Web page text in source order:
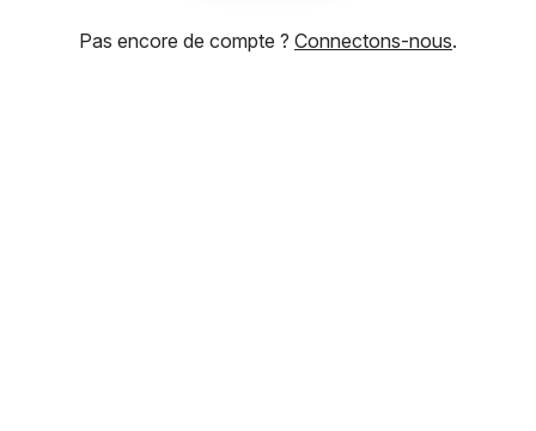
Pas encore de compte ? Connectons-nous.